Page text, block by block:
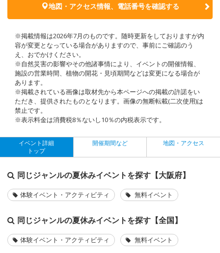
地図・アクセス情報、電話番号を確認する
※掲載情報は2026年7月のものです。随時更新をしておりますが内
容が変更となっている場合がありますので、事前にご確認のう
え、おでかけください。
※自然災害の影響やその他諸事情により、イベントの開催情報、
施設の営業時間、植物の開花・見頃期間などは変更になる場合が
あります。
※掲載されている画像は取材先から本ページへの掲載の許諾をい
ただき、提供されたものとなります。画像の無断転載(二次使用)は
禁止です。
※表示料金は消費税8％ないし10％の内税表示です。
イベント詳細
トップ
開催期間など 地図・アクセス
同じジャンルの夏休みイベントを探す【大阪府】
体験イベント・アクティビティ 無料イベント
同じジャンルの夏休みイベントを探す【全国】
体験イベント・アクティビティ 無料イベント